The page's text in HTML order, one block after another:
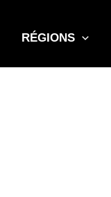
RÉGIONS